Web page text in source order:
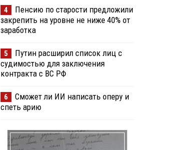
4
Пенсию по старости предложили
закрепить на уровне не ниже 40% от
заработка
5
Путин расширил список лиц с
судимостью для заключения
контракта с ВС РФ
6
Сможет ли ИИ написать оперу и
спеть арию